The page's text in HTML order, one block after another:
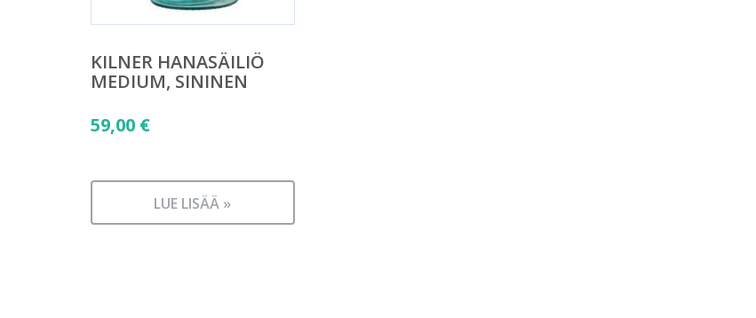
KILNER HANASÄILIÖ
MEDIUM, SININEN
59,00 €
LUE LISÄÄ »